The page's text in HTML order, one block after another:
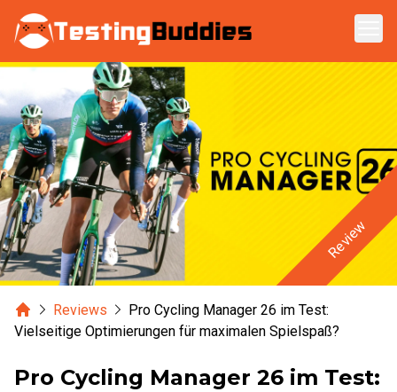
Zum Hauptinhalt springen
Review
HomeReviews
Pro Cycling Manager 26 im Test:
Vielseitige Optimierungen für maximalen Spielspaß?
Pro Cycling Manager 26 im Test: